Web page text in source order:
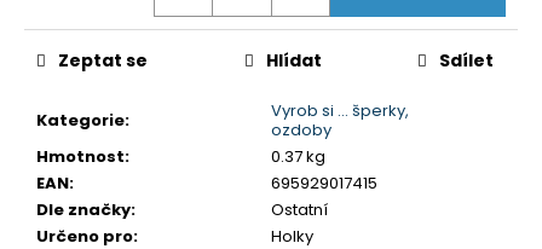
Kategorie:
Vyrob si ... šperky,
ozdoby
Hmotnost:
0.37 kg
EAN:
695929017415
Dle značky:
Ostatní
Určeno pro:
Holky
Zeptat se Hlídat Sdílet
r
u
u
e
m
e